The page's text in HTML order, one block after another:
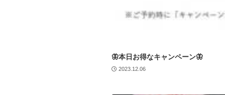
🦋本日お得なキャンペーン🦋
2023.12.06